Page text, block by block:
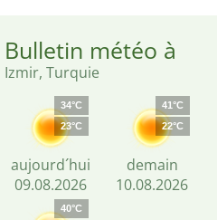
Bulletin météo à
Izmir, Turquie
34°C
23°C
aujourd´hui
09.08.2026
41°C
22°C
demain
10.08.2026
40°C